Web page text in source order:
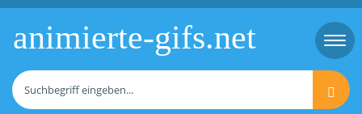
animierte-gifs.net